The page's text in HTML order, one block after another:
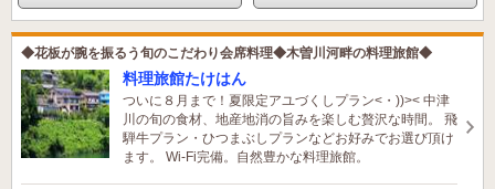
◆花板が腕を振るう旬のこだわり会席料理◆木曽川河畔の料理旅館◆
料理旅館たけはん
ついに８月まで！夏限定アユづくしプラン<・))>< 中津
川の旬の食材、地産地消の旨みを楽しむ贅沢な時間。 飛
騨牛プラン・ひつまぶしプランなどお好みでお選び頂け
ます。 Wi-Fi完備。自然豊かな料理旅館。